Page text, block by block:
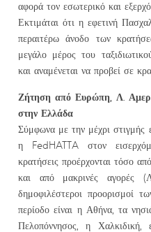
αφορά τον εσωτερικό και
Εκτιμάται ότι η εφετινή
περαιτέρω άνοδο των
μεγάλο μέρος του
και αναμένεται να προβεί σε
Ζήτηση από Ευρώπη, Λ.
στην Ελλάδα
Σύμφωνα με την μέχρι στιγμής
η FedHATTA στον
κρατήσεις προέρχονται τόσο
και από μακρινές αγορές
δημοφιλέστεροι προορισμοί
περίοδο είναι η Αθήνα, τα
Πελοπόννησος, η